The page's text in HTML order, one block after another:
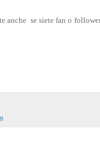
anche se siete fan o